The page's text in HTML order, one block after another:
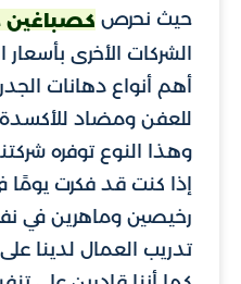
حيث نحرص كصباغين
الشركات الأخرى
أهم أنواع دهانات
للعفن ومضاد
وهذا النوع توفره
إذا كنت قد فكرت
رخيصين وماهرين في
تدريب العمال لدينا